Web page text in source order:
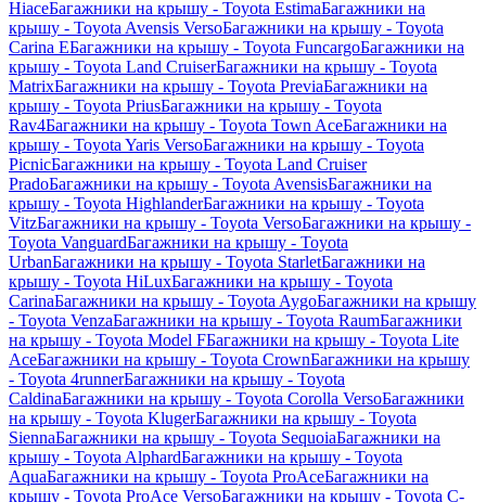
HiaceБагажники на крышу - Toyota EstimaБагажники на
крышу - Toyota Avensis VersoБагажники на крышу - Toyota
Carina EБагажники на крышу - Toyota FuncargoБагажники на
крышу - Toyota Land CruiserБагажники на крышу - Toyota
MatrixБагажники на крышу - Toyota PreviaБагажники на
крышу - Toyota PriusБагажники на крышу - Toyota
Rav4Багажники на крышу - Toyota Town AceБагажники на
крышу - Toyota Yaris VersoБагажники на крышу - Toyota
PicnicБагажники на крышу - Toyota Land Cruiser
PradoБагажники на крышу - Toyota AvensisБагажники на
крышу - Toyota HighlanderБагажники на крышу - Toyota
VitzБагажники на крышу - Toyota VersoБагажники на крышу -
Toyota VanguardБагажники на крышу - Toyota
UrbanБагажники на крышу - Toyota StarletБагажники на
крышу - Toyota HiLuxБагажники на крышу - Toyota
CarinaБагажники на крышу - Toyota AygoБагажники на крышу
- Toyota VenzaБагажники на крышу - Toyota RaumБагажники
на крышу - Toyota Model FБагажники на крышу - Toyota Lite
AceБагажники на крышу - Toyota CrownБагажники на крышу
- Toyota 4runnerБагажники на крышу - Toyota
CaldinaБагажники на крышу - Toyota Corolla VersoБагажники
на крышу - Toyota KlugerБагажники на крышу - Toyota
SiennaБагажники на крышу - Toyota SequoiaБагажники на
крышу - Toyota AlphardБагажники на крышу - Toyota
AquaБагажники на крышу - Toyota ProAceБагажники на
крышу - Toyota ProAce VersoБагажники на крышу - Toyota C-